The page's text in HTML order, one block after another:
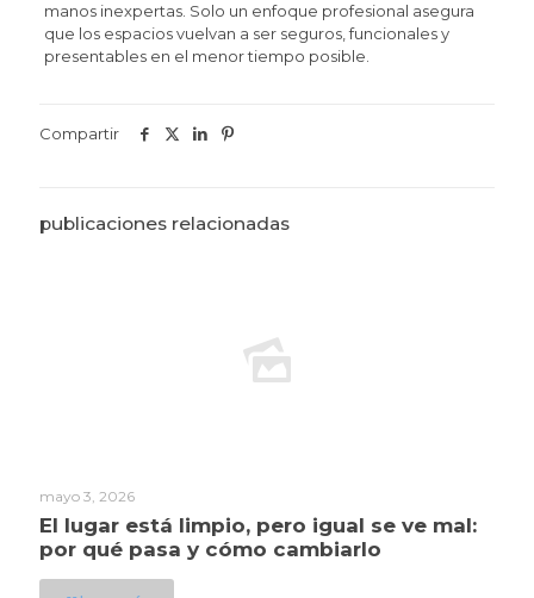
manos inexpertas. Solo un enfoque profesional asegura
que los espacios vuelvan a ser seguros, funcionales y
presentables en el menor tiempo posible.
Compartir
publicaciones relacionadas
mayo 3, 2026
El lugar está limpio, pero igual se ve mal:
por qué pasa y cómo cambiarlo